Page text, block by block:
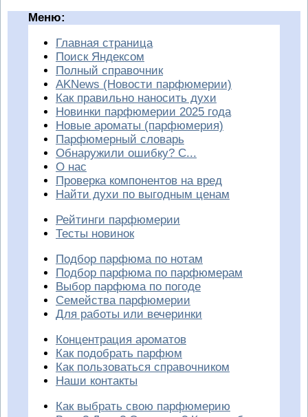
Меню:
Главная страница
Поиск Яндексом
Полный справочник
AKNews (Новости парфюмерии)
Как правильно наносить духи
Новинки парфюмерии 2025 года
Новые ароматы (парфюмерия)
Парфюмерный словарь
Обнаружили ошибку? С...
О нас
Проверка компонентов на вред
Найти духи по выгодным ценам
Рейтинги парфюмерии
Тесты новинок
Подбор парфюма по нотам
Подбор парфюма по парфюмерам
Выбор парфюма по погоде
Семейства парфюмерии
Для работы или вечеринки
Концентрация ароматов
Как подобрать парфюм
Как пользоваться справочником
Наши контакты
Как выбрать свою парфюмерию